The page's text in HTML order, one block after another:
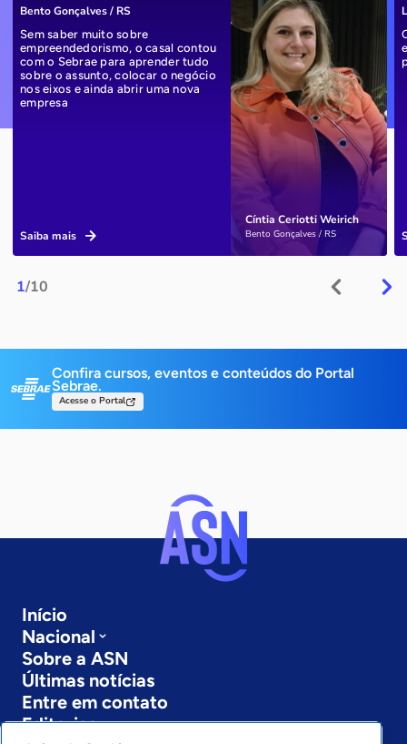
1/10
Cíntia Ceriotti Weirich
Bento Gonçalves / RS
Bento Gonçalves / RS
Sem saber muito sobre
empreendedorismo, o casal contou
com o Sebrae para aprender tudo
sobre o assunto, colocar o negócio
nos eixos e ainda abrir uma nova
empresa
Saiba mais
Confira cursos, eventos e conteúdos do Portal
Sebrae.
Acesse o Portal
Início
Nacional
Sobre a ASN
Últimas notícias
Entre em contato
Editorias